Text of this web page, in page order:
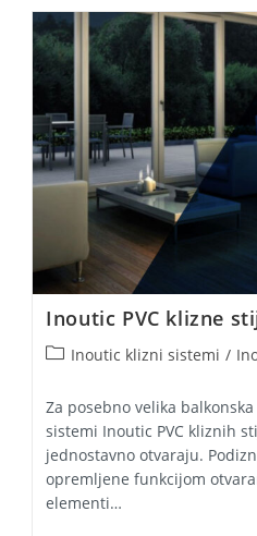
Je
PVC
Stolarija
Izolacionim
Staklom
Odličan
Izbor
Inoutic PVC klizne
PostInoutic klizni sistemi /
Za posebno velika
sistemi Inoutic PVC kliznih
jednostavno otvaraju.
opremljene funkcijom
elementi…